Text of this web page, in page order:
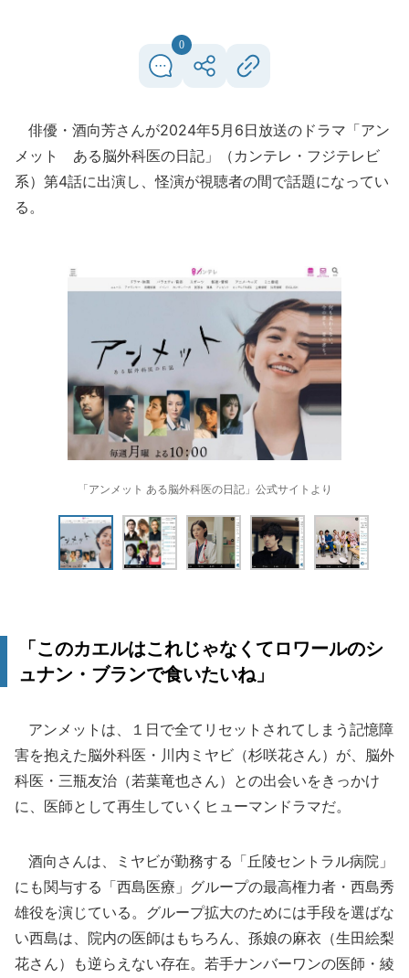
0
俳優・酒向芳さんが2024年5月6日放送のドラマ「アン
メット ある脳外科医の日記」（カンテレ・フジテレビ
系）第4話に出演し、怪演が視聴者の間で話題になってい
る。
「アンメット ある脳外科医の日記」公式サイトより
「このカエルはこれじゃなくてロワールのシ
ュナン・ブランで食いたいね」
アンメットは、１日で全てリセットされてしまう記憶障
害を抱えた脳外科医・川内ミヤビ（杉咲花さん）が、脳外
科医・三瓶友治（若葉竜也さん）との出会いをきっかけ
に、医師として再生していくヒューマンドラマだ。
酒向さんは、ミヤビが勤務する「丘陵セントラル病院」
にも関与する「西島医療」グループの最高権力者・西島秀
雄役を演じている。グループ拡大のためには手段を選ばな
い西島は、院内の医師はもちろん、孫娘の麻衣（生田絵梨
花さん）も逆らえない存在。若手ナンバーワンの医師・綾